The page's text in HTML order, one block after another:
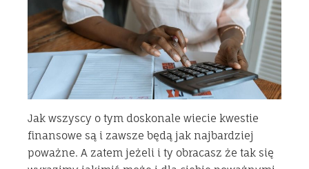
Jak wszyscy o tym doskonale wiecie kwestie
finansowe są i zawsze będą jak najbardziej
poważne. A zatem jeżeli i ty obracasz że tak się